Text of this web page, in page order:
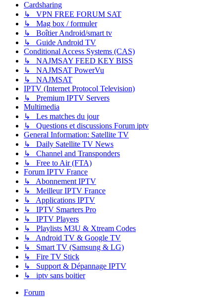
Cardsharing
↳ VPN FREE FORUM SAT
↳ Mag box / formuler
↳ Boîtier Android/smart tv
↳ Guide Android TV
Conditional Access Systems (CAS)
↳ NAJMSAY FEED KEY BISS
↳ NAJMSAT PowerVu
↳ NAJMSAT
IPTV (Internet Protocol Television)
↳ Premium IPTV Servers
Multimedia
↳ Les matches du jour
↳ Questions et discussions Forum iptv
General Information: Satellite TV
↳ Daily Satellite TV News
↳ Channel and Transponders
↳ Free to Air (FTA)
Forum IPTV France
↳ Abonnement IPTV
↳ Meilleur IPTV France
↳ Applications IPTV
↳ IPTV Smarters Pro
↳ IPTV Players
↳ Playlists M3U & Xtream Codes
↳ Android TV & Google TV
↳ Smart TV (Samsung & LG)
↳ Fire TV Stick
↳ Support & Dépannage IPTV
↳ iptv sans boitier
Forum